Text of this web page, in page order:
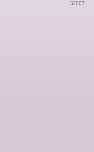
37007